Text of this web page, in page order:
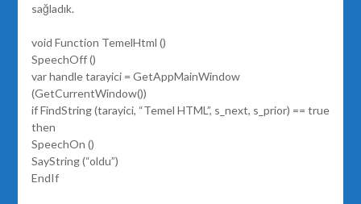
sağladık.
void Function TemelHtml ()
SpeechOff ()
var handle tarayici = GetAppMainWindow
(GetCurrentWindow())
if FindString (tarayici, “Temel HTML”, s_next, s_prior) == true
then
SpeechOn ()
SayString (“oldu”)
EndIf